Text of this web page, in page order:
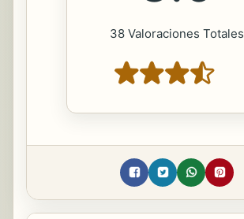
38 Valoraciones Totales